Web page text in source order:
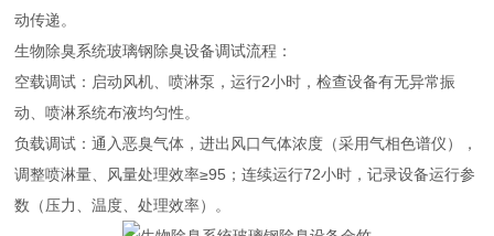
动传递。
生物除臭系统玻璃钢除臭设备调试流程：
空载调试：启动风机、喷淋泵，运行2小时，检查设备有无异常振
动、喷淋系统布液均匀性。
负载调试：通入恶臭气体，进出风口气体浓度（采用气相色谱仪），
调整喷淋量、风量处理效率≥95；连续运行72小时，记录设备运行参
数（压力、温度、处理效率）。